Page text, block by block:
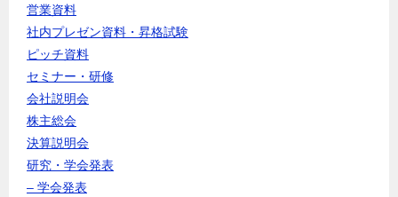
営業資料
社内プレゼン資料・昇格試験
ピッチ資料
セミナー・研修
会社説明会
株主総会
決算説明会
研究・学会発表
– 学会発表